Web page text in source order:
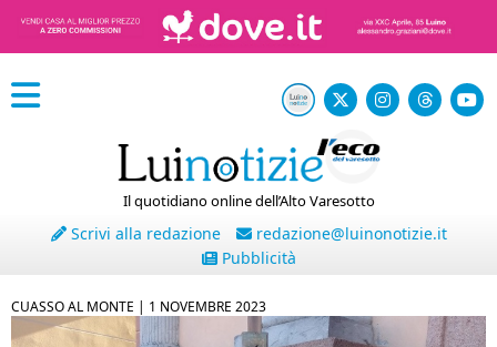
Il quotidiano online dell’Alto Varesotto
Scrivi alla redazione
redazione@luinonotizie.it
Pubblicità
CUASSO AL MONTE | 1 NOVEMBRE 2023